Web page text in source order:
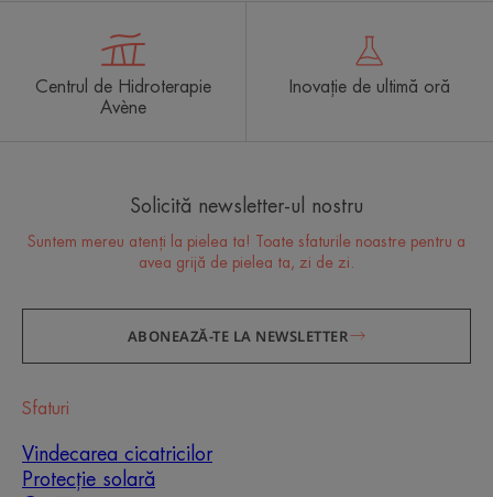
Centrul de Hidroterapie
Avène
Inovație de ultimă oră
Solicită newsletter-ul nostru
Suntem mereu atenți la pielea ta! Toate sfaturile noastre pentru a
avea grijă de pielea ta, zi de zi.
ABONEAZĂ-TE LA NEWSLETTER
Sfaturi
Vindecarea cicatricilor
Protecție solară